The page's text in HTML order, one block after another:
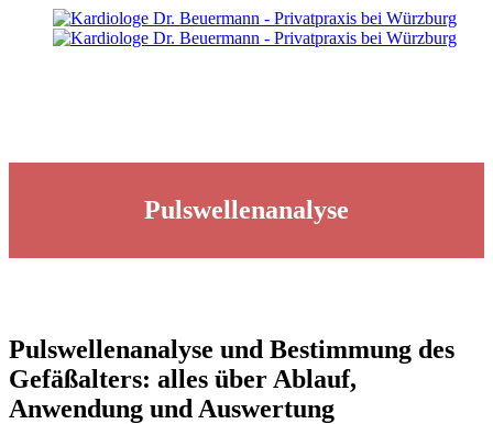
Pulswellenanalyse
Pulswellenanalyse und Bestimmung des
Gefäßalters: alles über Ablauf,
Anwendung und Auswertung